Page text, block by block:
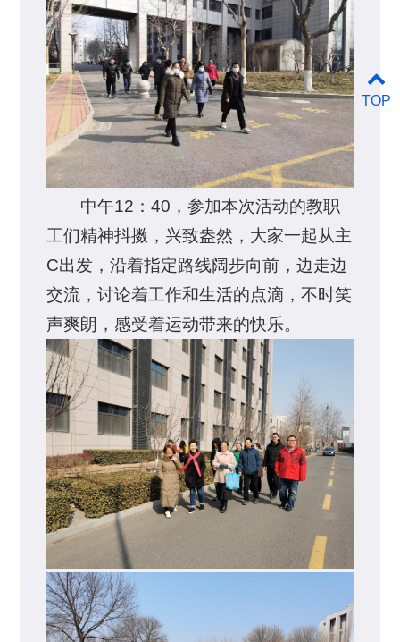
中午12：40，参加本次活动的教职
工们精神抖擞，兴致盎然，大家一起从主
C出发，沿着指定路线阔步向前，边走边
交流，讨论着工作和生活的点滴，不时笑
声爽朗，感受着运动带来的快乐。
TOP